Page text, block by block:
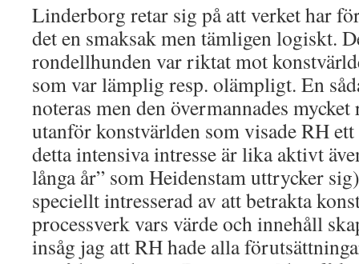
Linderborg retar sig på att verket har
det en smaksak men tämligen logiskt.
rondellhunden var riktat mot
som var lämplig resp. olämpligt. En
noteras men den övermannades
utanför konstvärlden som visade RH
detta intensiva intresse är lika aktivt
långa år” som Heidenstam uttrycker
speciellt intresserad av att betrakta
processverk vars värde och innehåll
insåg jag att RH hade alla